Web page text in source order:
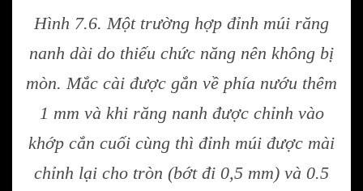
Hình 7.6. Một trường hợp đỉnh múi răng
nanh dài do thiếu chức năng nên không bị
mòn. Mắc cài được gắn về phía nướu thêm
1 mm và khi răng nanh được chỉnh vào
khớp cắn cuối cùng thì đỉnh múi được mài
chỉnh lại cho tròn (bớt đi 0,5 mm) và 0.5